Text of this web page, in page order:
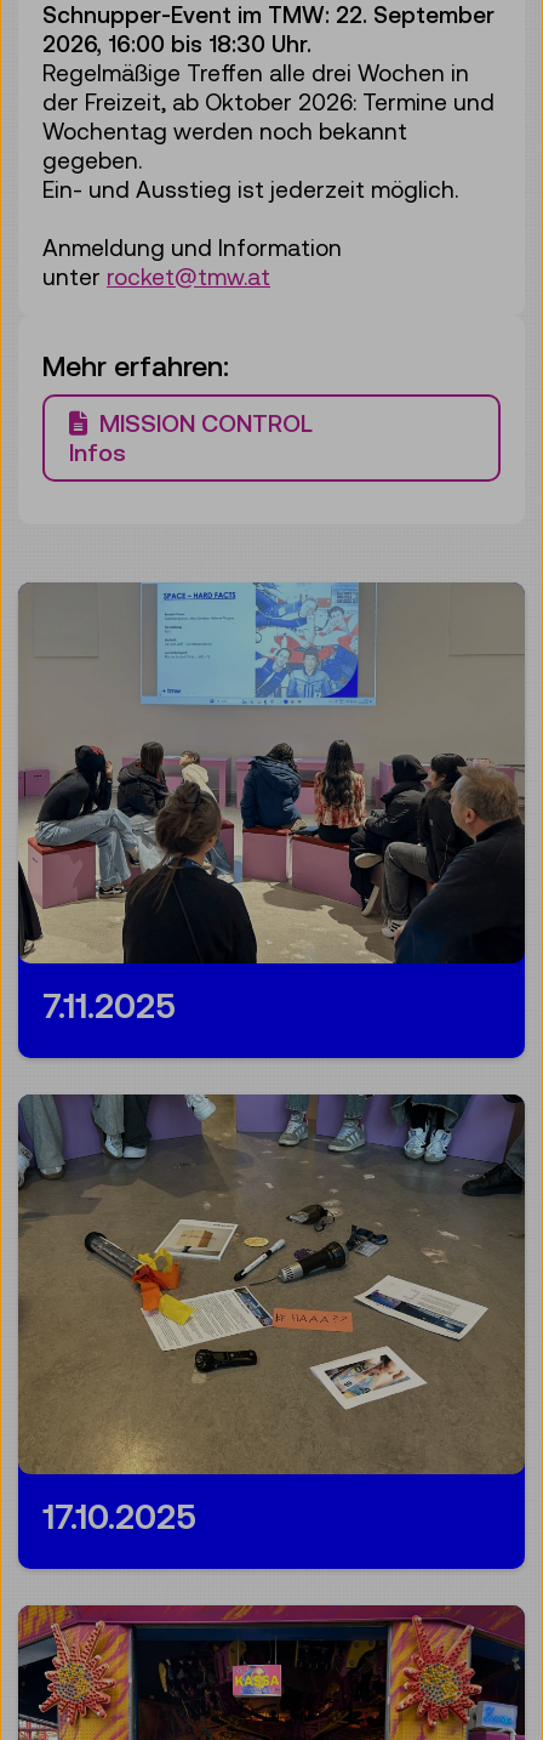
Schnupper-Event im TMW: 22. September
2026, 16:00 bis 18:30 Uhr.
Regelmäßige Treffen alle drei Wochen in
der Freizeit, ab Oktober 2026: Termine und
Wochentag werden noch bekannt
gegeben.
Ein- und Ausstieg ist jederzeit möglich.
Anmeldung und Information
unter rocket@tmw.at
Mehr erfahren:
Download PDF
MISSION CONTROL
Infos
7.11.2025
17.10.2025